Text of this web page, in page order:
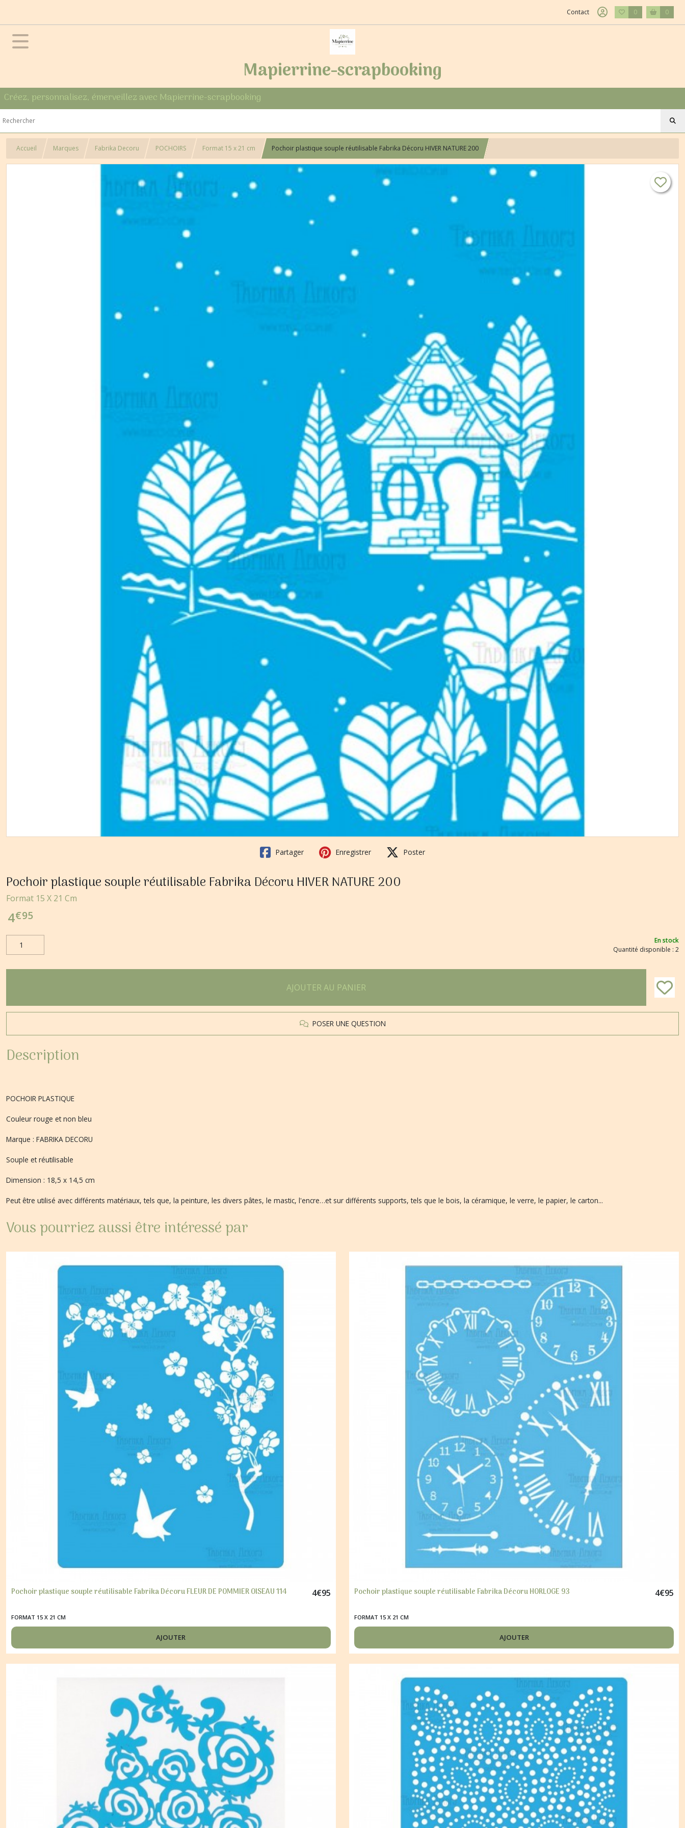
Contact 0 0
Mapierrine-scrapbooking
Créez, personnalisez, émerveillez avec Mapierrine-scrapbooking
Accueil Marques Fabrika Decoru POCHOIRS Format 15 x 21 cm Pochoir plastique souple réutilisable Fabrika Décoru HIVER NATURE 200
Partager Enregistrer Poster
Pochoir plastique souple réutilisable Fabrika Décoru HIVER NATURE 200
Format 15 X 21 Cm
4€95
En stock
Quantité disponible : 2
AJOUTER AU PANIER
POSER UNE QUESTION
Description
POCHOIR PLASTIQUE
Couleur rouge et non bleu
Marque : FABRIKA DECORU
Souple et réutilisable
Dimension : 18,5 x 14,5 cm
Peut être utilisé avec différents matériaux, tels que, la peinture, les divers pâtes, le mastic, l'encre…et sur différents supports, tels que le bois, la céramique, le verre, le papier, le carton...
Vous pourriez aussi être intéressé par
Pochoir plastique souple réutilisable Fabrika Décoru FLEUR DE POMMIER OISEAU 114 4€95
FORMAT 15 X 21 CM
AJOUTER
Pochoir plastique souple réutilisable Fabrika Décoru HORLOGE 93 4€95
FORMAT 15 X 21 CM
AJOUTER